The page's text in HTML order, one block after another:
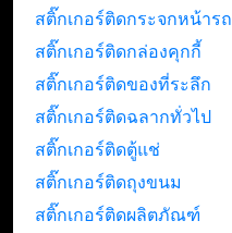
สติ๊กเกอร์ติดกระจกหน้ารถ
สติ๊กเกอร์ติดกล่องคุกกี้
สติ๊กเกอร์ติดของที่ระลึก
สติ๊กเกอร์ติดฉลากทั่วไป
สติ๊กเกอร์ติดตู้แช่
สติ๊กเกอร์ติดถุงขนม
สติ๊กเกอร์ติดผลิตภัณฑ์